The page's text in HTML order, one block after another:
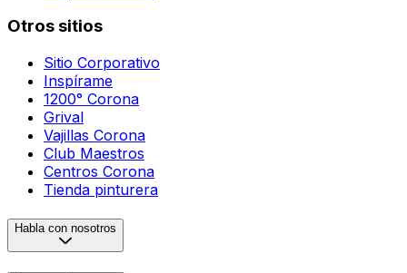
Otros sitios
Sitio Corporativo
Inspírame
1200° Corona
Grival
Vajillas Corona
Club Maestros
Centros Corona
Tienda pinturera
Habla con nosotros